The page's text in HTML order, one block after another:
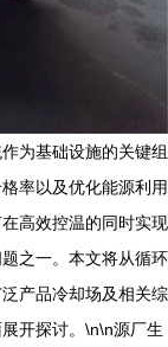
为基础设施的关键组
率以及优化能源利用
高效控温的同时实现
之一。本文将从循环
产品冷却场及相关综
开探讨。\n\n源厂生